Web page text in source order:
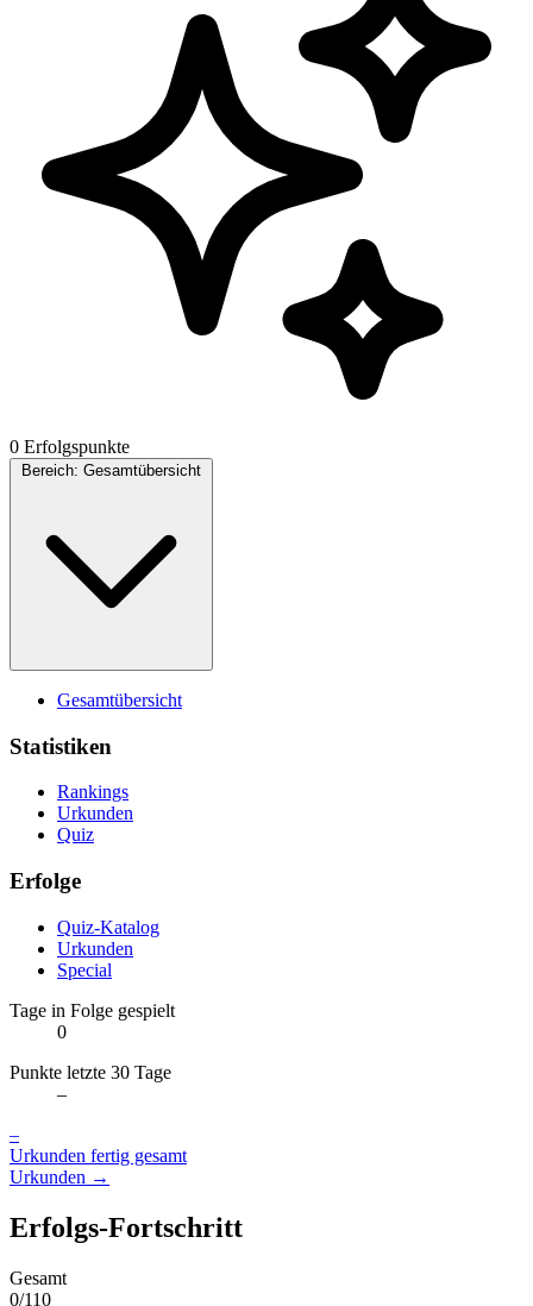
0 Erfolgspunkte
Bereich: Gesamtübersicht
Gesamtübersicht
Statistiken
Rankings
Urkunden
Quiz
Erfolge
Quiz-Katalog
Urkunden
Special
Tage in Folge gespielt
0
Punkte letzte 30 Tage
–
–
Urkunden fertig gesamt
Urkunden →
Erfolgs-Fortschritt
Gesamt
0/110